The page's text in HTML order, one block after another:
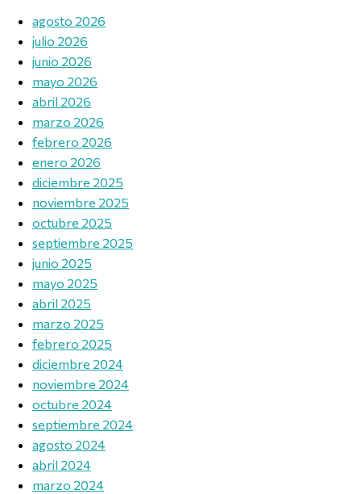
agosto 2026
julio 2026
junio 2026
mayo 2026
abril 2026
marzo 2026
febrero 2026
enero 2026
diciembre 2025
noviembre 2025
octubre 2025
septiembre 2025
junio 2025
mayo 2025
abril 2025
marzo 2025
febrero 2025
diciembre 2024
noviembre 2024
octubre 2024
septiembre 2024
agosto 2024
abril 2024
marzo 2024